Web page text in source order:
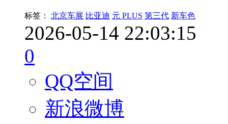
标签： 北京车展 比亚迪 元 PLUS 第三代 新车色
2026-05-14 22:03:15
0
QQ空间
新浪微博